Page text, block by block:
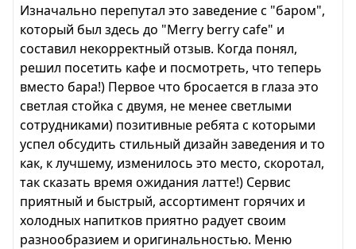
Изначально перепутал это заведение с "баром",
который был здесь до "Merry berry cafe" и
составил некорректный отзыв. Когда понял,
решил посетить кафе и посмотреть, что теперь
вместо бара!) Первое что бросается в глаза это
светлая стойка с двумя, не менее светлыми
сотрудниками) позитивные ребята с которыми
успел обсудить стильный дизайн заведения и то
как, к лучшему, изменилось это место, скоротал,
так сказать время ожидания латте!) Сервис
приятный и быстрый, ассортимент горячих и
холодных напитков приятно радует своим
разнообразием и оригинальностью. Меню